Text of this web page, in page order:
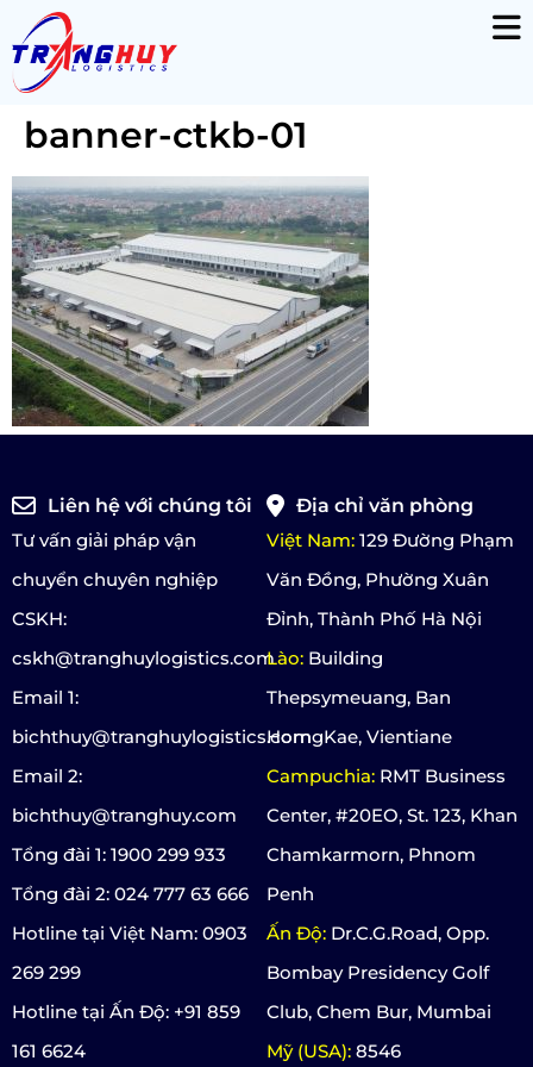
banner-ctkb-01
Liên hệ với chúng tôi
Tư vấn giải pháp vận
chuyển chuyên nghiệp
CSKH:
cskh@tranghuylogistics.com
Email 1:
bichthuy@tranghuylogistics.com
Email 2:
bichthuy@tranghuy.com
Tổng đài 1: 1900 299 933
Tổng đài 2: 024 777 63 666
Hotline tại Việt Nam: 0903
269 299
Hotline tại Ấn Độ: +91 859
161 6624
Địa chỉ văn phòng
Việt Nam: 129 Đường Phạm
Văn Đồng, Phường Xuân
Đỉnh, Thành Phố Hà Nội
Lào: Building
Thepsymeuang, Ban
HorngKae, Vientiane
Campuchia: RMT Business
Center, #20EO, St. 123, Khan
Chamkarmorn, Phnom
Penh
Ấn Độ: Dr.C.G.Road, Opp.
Bombay Presidency Golf
Club, Chem Bur, Mumbai
Mỹ (USA): 8546